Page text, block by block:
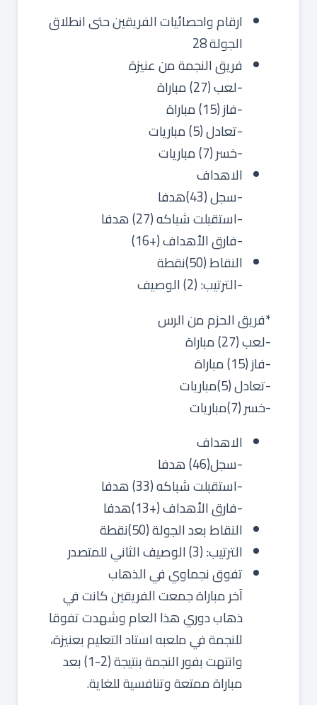
ارقام واحصائيات الفريقين حتى انطلاق
الجولة 28
فريق النجمة من عنيزة
-لعب (27) مباراة
-فاز (15) مباراة
-تعادل (5) مباريات
-خسر (7) مباريات
الاهداف
-سجل (43)هدفا
-استقبلت شباكه (27) هدفا
-فارق الأهداف (+16)
النقاط (50)نقطة
-الترتيب: (2) الوصيف
*فريق الحزم من الرس
-لعب (27) مباراة
-فاز (15) مباراة
-تعادل (5)مباريات
-خسر (7)مباريات
الاهداف
-سجل(46) هدفا
-استقبلت شباكه (33) هدفا
-فارق الأهداف (+13)هدفا
النقاط بعد الجولة (50)نقطة
الترتيب: (3) الوصيف الثاني للمتصدر
تفوق نجماوي في الذهاب
آخر مباراة جمعت الفريقين كانت في
ذهاب دوري هذا العام وشهدت تفوقا
للنجمة في ملعبه استاد التعليم بعنيزة،
وانتهت بفور النجمة بنتيجة (2-1) بعد
مباراة ممتعة وتنافسية للغاية.